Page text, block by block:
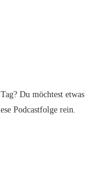
Du möchtest etwas
Podcastfolge rein.